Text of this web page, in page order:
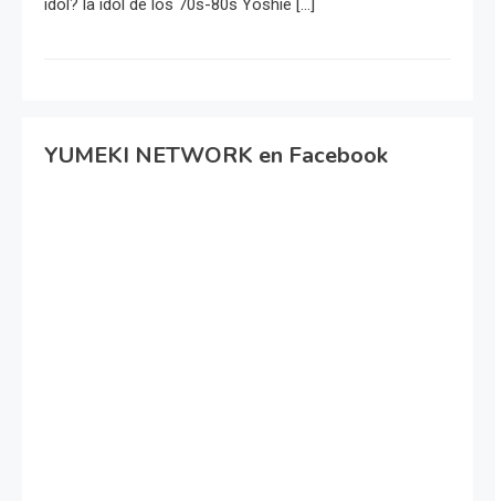
idol? la idol de los 70s-80s Yoshie […]
YUMEKI NETWORK en Facebook